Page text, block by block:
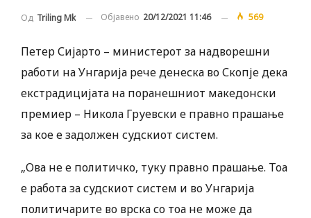
Од Triling Mk Објавено 20/12/2021 11:46 569
Петер Сијарто – министерот за надворешни
работи на Унгарија рече денеска во Скопје дека
екстрадицијата на поранешниот македонски
премиер – Никола Груевски е правно прашање
за кое е задолжен судскиот систем.
„Ова не е политичко, туку правно прашање. Тоа
е работа за судскиот систем и во Унгарија
политичарите во врска со тоа не може да